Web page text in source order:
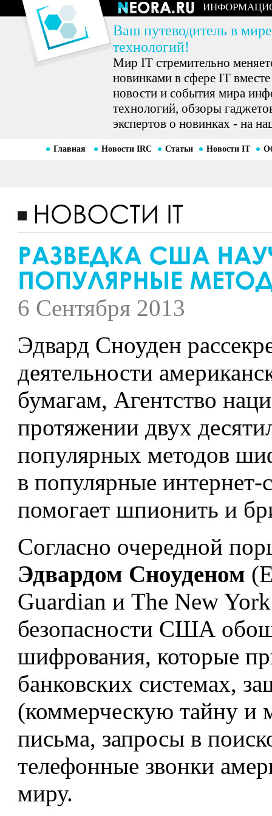
Ваш путеводитель в
технологий!
Мир IT стремительно
новинками в сфере IT
новости и события мира
технологий, обзоры
экспертов о новинках - на
Главная Новости IRC Статьи Новости IT
6 Сентября 2013
Эдвард Сноуден
деятельности
бумагам, Агентство
протяжении двух
популярных методов
в популярные
помогает шпионить и
Согласно очередной
Эдвардом Сноуденом
Guardian и The New
безопасности США
шифрования, которые
банковских системах,
(коммерческую тайну и
письма, запросы в
телефонные звонки
миру.